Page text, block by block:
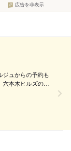
広告を非表示